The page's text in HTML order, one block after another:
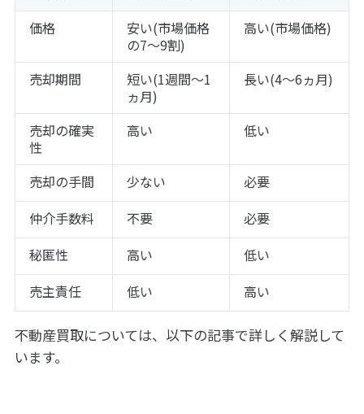
価格
安い(市場価格
の7～9割)
高い(市場価格)
売却期間
短い(1週間～1
ヵ月)
長い(4～6ヵ月)
売却の確実
性
高い 低い
売却の手間 少ない
必要
仲介手数料
不要
必要
秘匿性
高い
低い
売主責任
低い 高い
不動産買取については、以下の記事で詳しく解説して
います。